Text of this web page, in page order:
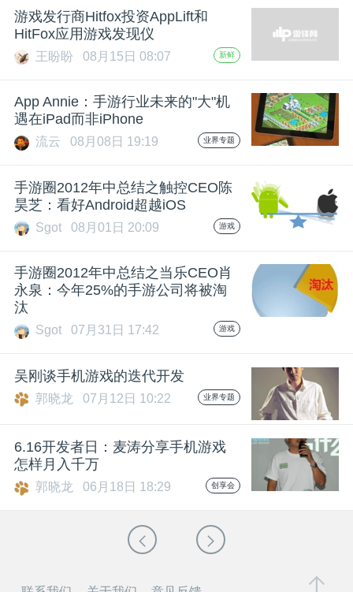
游戏发行商Hitfox投资AppLift和
HitFox应用游戏发现仪
王盼盼 08月15日 08:07 新鲜
App Annie：手游行业未来的"大"机
遇在iPad而非iPhone
流云 08月08日 19:19 业界专题
手游圈2012年中总结之触控CEO陈
昊芝：看好Android超越iOS
Sgot 08月01日 20:09 游戏
手游圈2012年中总结之当乐CEO肖
永泉：今年25%的手游公司将被淘
汰
Sgot 07月31日 17:42 游戏
吴刚谈手机游戏的迭代开发
郭晓龙 07月12日 10:22 业界专题
6.16开发者日：麦涛分享手机游戏
怎样月入千万
郭晓龙 06月18日 18:29 创享会